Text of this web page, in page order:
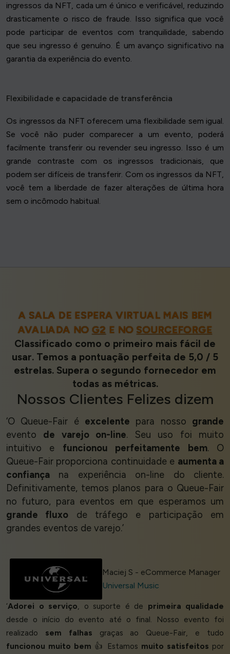
ingressos da NFT, cada um é único e verificável, reduzindo
drasticamente o risco de fraude. Isso significa que você
pode participar de eventos com tranquilidade, sabendo
que seu ingresso é genuíno. É um avanço significativo na
garantia da experiência do evento.
Flexibilidade e capacidade de transferência
Os ingressos da NFT oferecem uma flexibilidade sem igual.
Se você não puder comparecer a um evento, poderá
facilmente transferir ou revender seu ingresso. Isso é um
grande contraste com os ingressos tradicionais, que
podem ser difíceis de transferir. Com os ingressos da NFT,
você tem a liberdade de fazer alterações de última hora
sem o incômodo habitual.
A SALA DE ESPERA VIRTUAL MAIS BEM
AVALIADA NOG2 E NO SOURCEFORGE
Classificado como o primeiro mais fácil de
usar. Temos a pontuação perfeita de 5,0 / 5
estrelas. Supera o segundo fornecedor em
todas as métricas.
Nossos Clientes Felizes dizem
‘O Queue-Fair é excelente para nosso grande
evento de varejo on-line. Seu uso foi muito
intuitivo e funcionou perfeitamente bem. O
Queue-Fair proporciona continuidade e aumenta a
confiança na experiência on-line do cliente.
Definitivamente, temos planos para o Queue-Fair
no futuro, para eventos em que esperamos um
grande fluxo de tráfego e participação em
grandes eventos de varejo.’
Maciej S - eCommerce Manager
Universal Music
‘Adorei o serviço, o suporte é de primeira qualidade
desde o início do evento até o final. Nosso evento foi
realizado sem falhas graças ao Queue-Fair, e tudo
funcionou muito bem 👍 Estamos muito satisfeitos por